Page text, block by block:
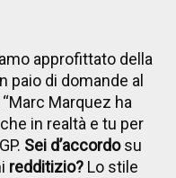
approfittato della
paio di domande al
Marquez ha
che in realtà e tu per
Sei d’accordosu
redditizio? Lo stile